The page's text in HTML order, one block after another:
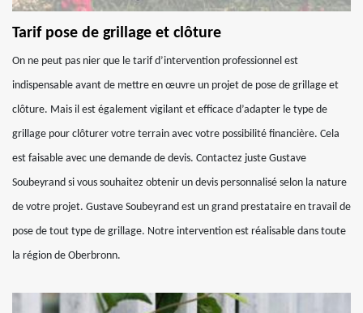
Tarif pose de grillage et clôture
On ne peut pas nier que le tarif d’intervention professionnel est
indispensable avant de mettre en œuvre un projet de pose de grillage et
clôture. Mais il est également vigilant et efficace d’adapter le type de
grillage pour clôturer votre terrain avec votre possibilité financière. Cela
est faisable avec une demande de devis. Contactez juste Gustave
Soubeyrand si vous souhaitez obtenir un devis personnalisé selon la nature
de votre projet. Gustave Soubeyrand est un grand prestataire en travail de
pose de tout type de grillage. Notre intervention est réalisable dans toute
la région de Oberbronn.